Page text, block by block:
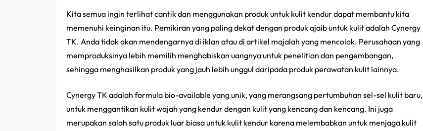
Kita semua ingin terlihat cantik dan menggunakan produk untuk kulit kendur dapat membantu kita
memenuhi keinginan itu. Pemikiran yang paling dekat dengan produk ajaib untuk kulit adalah Cynergy
TK. Anda tidak akan mendengarnya di iklan atau di artikel majalah yang mencolok. Perusahaan yang
memproduksinya lebih memilih menghabiskan uangnya untuk penelitian dan pengembangan,
sehingga menghasilkan produk yang jauh lebih unggul daripada produk perawatan kulit lainnya.
Cynergy TK adalah formula bio-available yang unik, yang merangsang pertumbuhan sel-sel kulit baru,
untuk menggantikan kulit wajah yang kendur dengan kulit yang kencang dan kencang. Ini juga
merupakan salah satu produk luar biasa untuk kulit kendur karena melembabkan untuk menjaga kulit